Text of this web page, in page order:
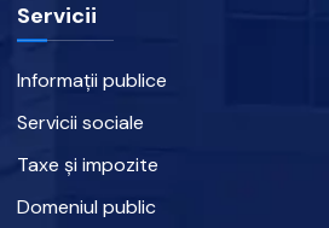
Servicii
Informații publice
Servicii sociale
Taxe și impozite
Domeniul public